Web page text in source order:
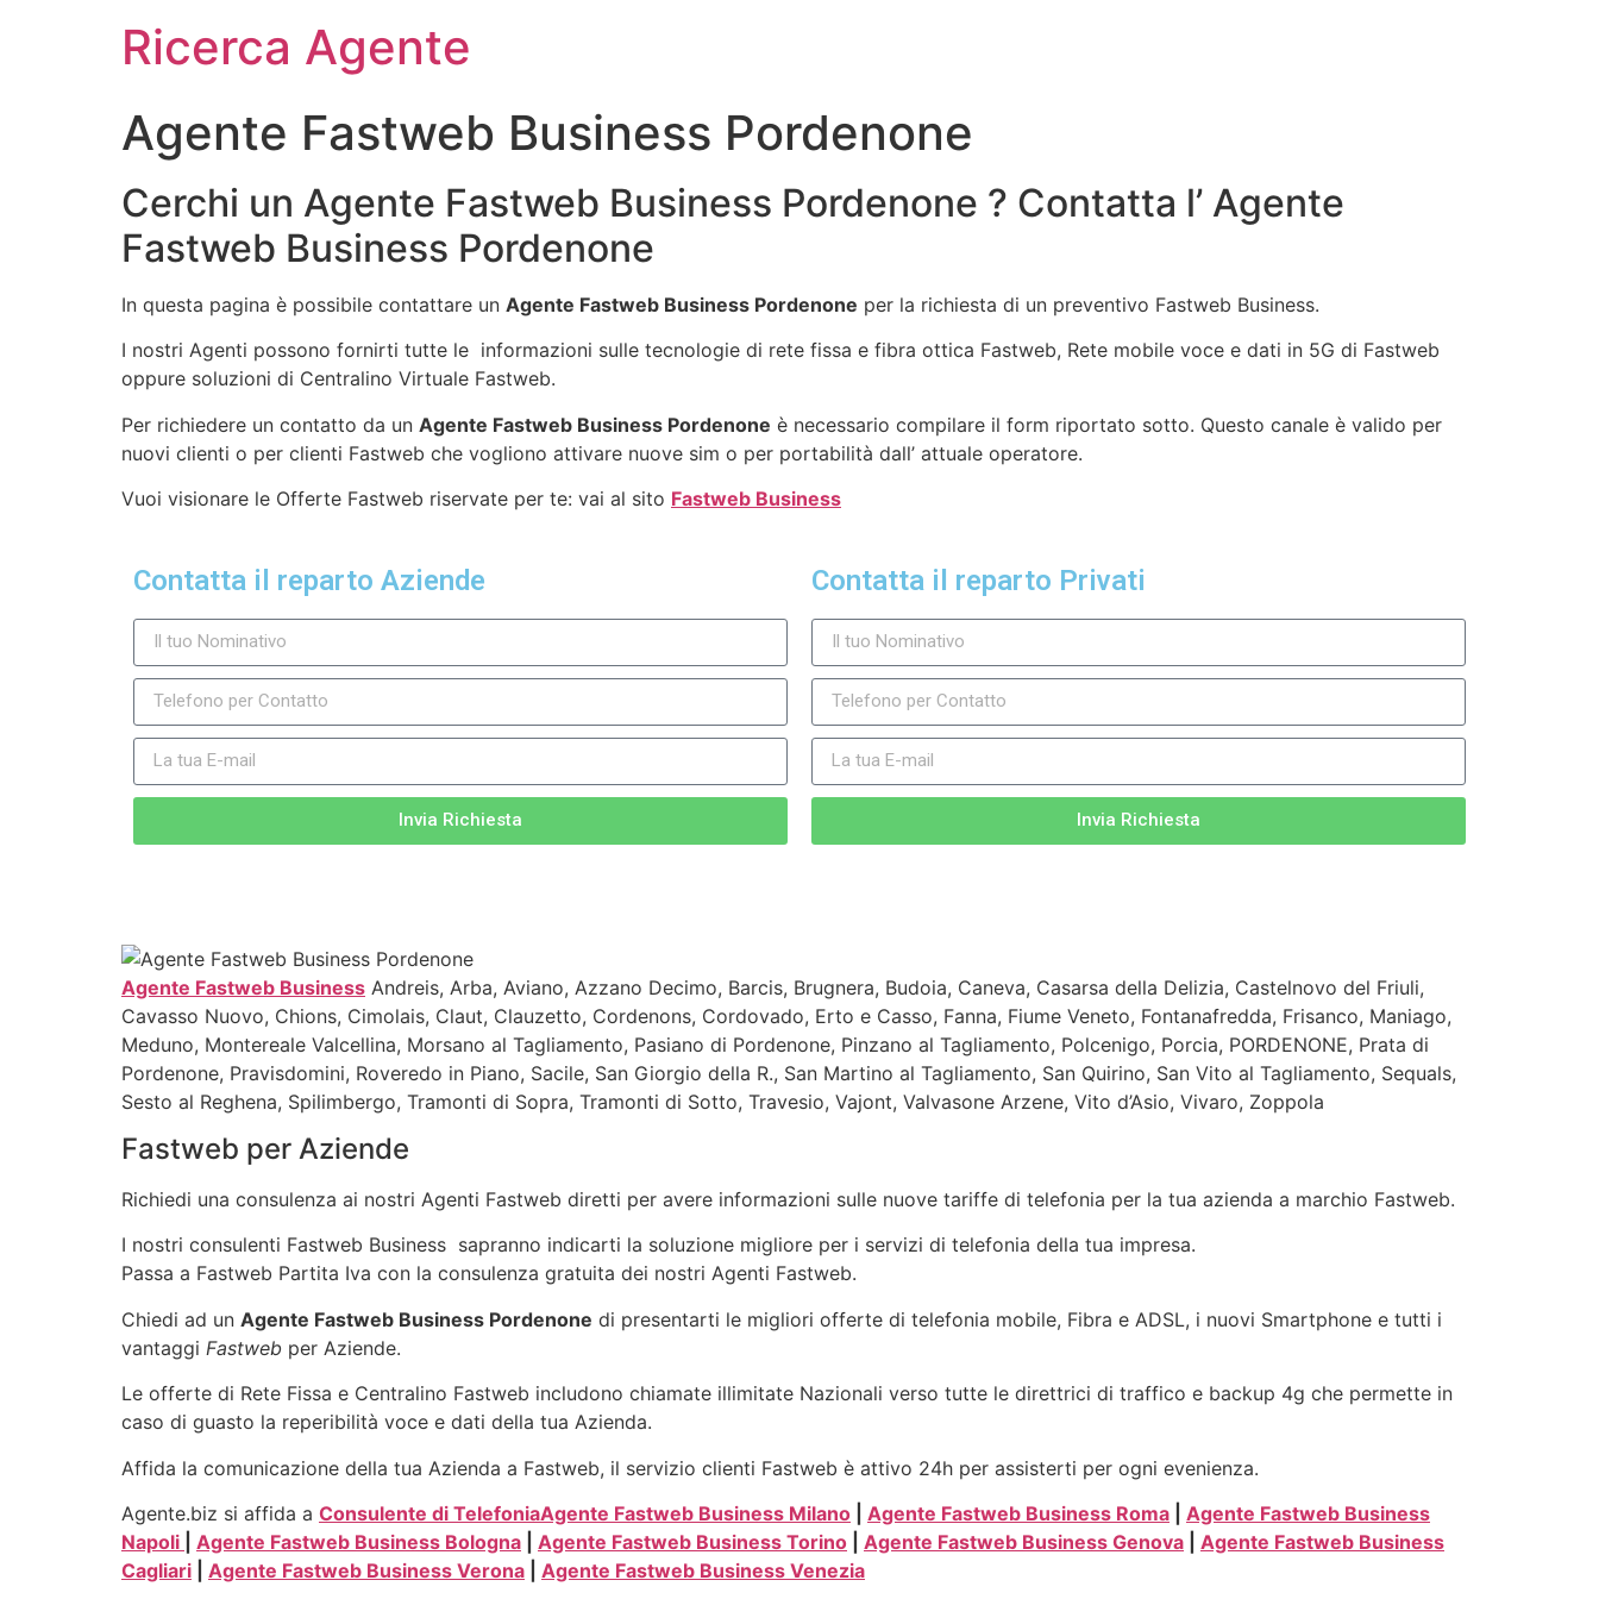
Ricerca Agente
Agente Fastweb Business Pordenone
Cerchi un Agente Fastweb Business Pordenone ? Contatta l’ Agente
Fastweb Business Pordenone
In questa pagina è possibile contattare un Agente Fastweb Business Pordenone per la richiesta di un preventivo Fastweb Business.
I nostri Agenti possono fornirti tutte le informazioni sulle tecnologie di rete fissa e fibra ottica Fastweb, Rete mobile voce e dati in 5G di Fastweb
oppure soluzioni di Centralino Virtuale Fastweb.
Per richiedere un contatto da un Agente Fastweb Business Pordenone è necessario compilare il form riportato sotto. Questo canale è valido per
nuovi clienti o per clienti Fastweb che vogliono attivare nuove sim o per portabilità dall’ attuale operatore.
Vuoi visionare le Offerte Fastweb riservate per te: vai al sito Fastweb Business
Contatta il reparto Aziende
Invia Richiesta
Contatta il reparto Privati
Invia Richiesta
Agente Fastweb Business Andreis, Arba, Aviano, Azzano Decimo, Barcis, Brugnera, Budoia, Caneva, Casarsa della Delizia, Castelnovo del Friuli,
Cavasso Nuovo, Chions, Cimolais, Claut, Clauzetto, Cordenons, Cordovado, Erto e Casso, Fanna, Fiume Veneto, Fontanafredda, Frisanco, Maniago,
Meduno, Montereale Valcellina, Morsano al Tagliamento, Pasiano di Pordenone, Pinzano al Tagliamento, Polcenigo, Porcia, PORDENONE, Prata di
Pordenone, Pravisdomini, Roveredo in Piano, Sacile, San Giorgio della R., San Martino al Tagliamento, San Quirino, San Vito al Tagliamento, Sequals,
Sesto al Reghena, Spilimbergo, Tramonti di Sopra, Tramonti di Sotto, Travesio, Vajont, Valvasone Arzene, Vito d’Asio, Vivaro, Zoppola
Fastweb per Aziende
Richiedi una consulenza ai nostri Agenti Fastweb diretti per avere informazioni sulle nuove tariffe di telefonia per la tua azienda a marchio Fastweb.
I nostri consulenti Fastweb Business sapranno indicarti la soluzione migliore per i servizi di telefonia della tua impresa.
Passa a Fastweb Partita Iva con la consulenza gratuita dei nostri Agenti Fastweb.
Chiedi ad un Agente Fastweb Business Pordenone di presentarti le migliori offerte di telefonia mobile, Fibra e ADSL, i nuovi Smartphone e tutti i
vantaggi Fastweb per Aziende.
Le offerte di Rete Fissa e Centralino Fastweb includono chiamate illimitate Nazionali verso tutte le direttrici di traffico e backup 4g che permette in
caso di guasto la reperibilità voce e dati della tua Azienda.
Affida la comunicazione della tua Azienda a Fastweb, il servizio clienti Fastweb è attivo 24h per assisterti per ogni evenienza.
Agente.biz si affida a Consulente di TelefoniaAgente Fastweb Business Milano Agente Fastweb Business Roma
Agente Fastweb Business
Napoli
Agente Fastweb Business Bologna Agente Fastweb Business Torino Agente Fastweb Business Genova
Agente Fastweb Business
Cagliari
Agente Fastweb Business Verona Agente Fastweb Business Venezia